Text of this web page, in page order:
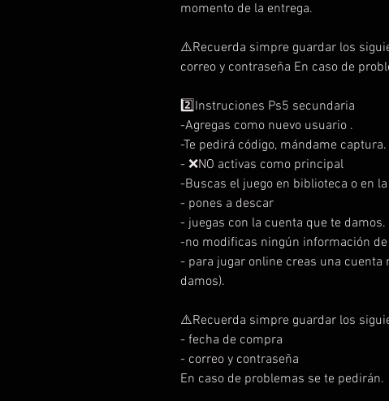
momento de la entrega.
⚠️Recuerda simpre guardar los
correo y contraseña En caso de
2️⃣Instruciones Ps5 secundaria
-Agregas como nuevo usuario .
-Te pedirá código, mándame captura.
- ❌NO activas como principal
-Buscas el juego en biblioteca o en
- pones a descar
- juegas con la cuenta que te damos.
-no modificas ningún información
- para jugar online creas una cuenta
damos).
⚠️Recuerda simpre guardar los
- fecha de compra
- correo y contraseña
En caso de problemas se te pedirán.